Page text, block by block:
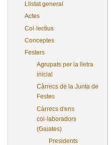
Llistat general
Actes
Col·lectius
Conceptes
Festers
Agrupats per la lletra
inicial
Càrrecs de la Junta de
Festes
Càrrecs d'ens
col·laboradors
(Gaiates)
Presidents